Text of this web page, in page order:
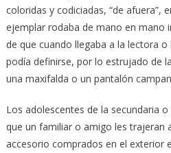
coloridas y codiciadas, “de afuera”,
ejemplar rodaba de mano en mano
de que cuando llegaba a la lectora
podía definirse, por lo estrujado de
una maxifalda o un pantalón
Los adolescentes de la secundaria
que un familiar o amigo les trajeran
accesorio comprados en el exterior